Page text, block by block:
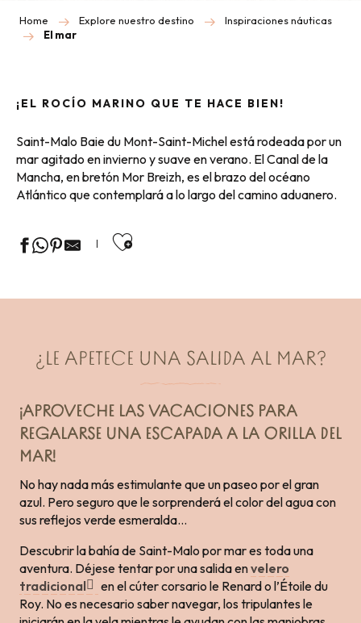
Home Explore nuestro destino
Inspiraciones náuticas
El mar
¡EL ROCÍO MARINO QUE TE HACE BIEN!
Saint-Malo Baie du Mont-Saint-Michel está rodeada por un
mar agitado en invierno y suave en verano. El Canal de la
Mancha, en bretón Mor Breizh, es el brazo del océano
Atlántico que contemplará a lo largo del camino aduanero.
Ajouter aux favoris
¿LE APETECE UNA SALIDA AL MAR?
¡APROVECHE LAS VACACIONES PARA
REGALARSE UNA ESCAPADA A LA ORILLA DEL
MAR!
No hay nada más estimulante que un paseo por el gran
azul. Pero seguro que le sorprenderá el color del agua con
sus reflejos verde esmeralda…
Descubrir la bahía de Saint-Malo por mar es toda una
aventura. Déjese tentar por una salida envelero
tradicional
en el cúter corsario le Renard o l’Étoile du
Roy. No es necesario saber navegar, los tripulantes le